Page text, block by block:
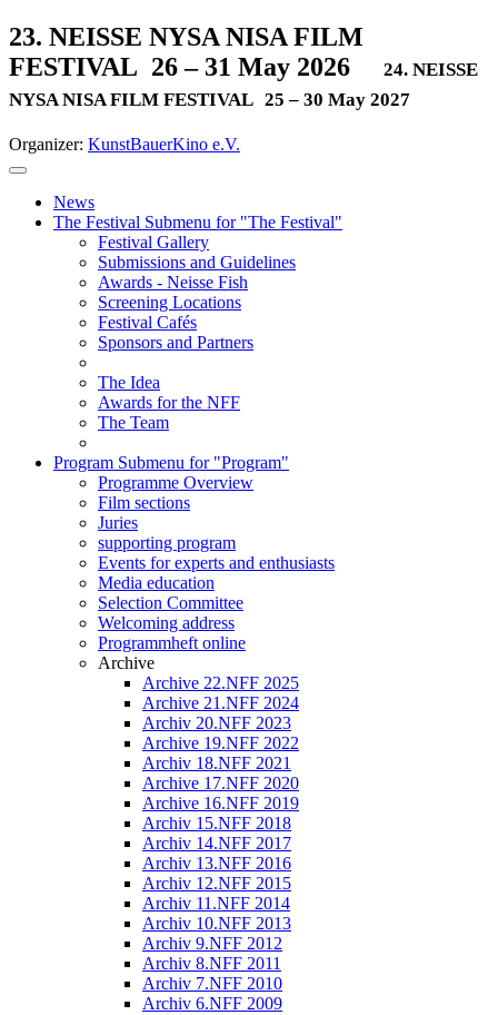
23. NEISSE NYSA NISA FILM
FESTIVAL 26 – 31 May 2026
24. NEISSE
NYSA NISA FILM FESTIVAL 25 – 30 May 2027
Organizer: KunstBauerKino e.V.
News
The Festival Submenu for "The Festival"
Festival Gallery
Submissions and Guidelines
Awards - Neisse Fish
Screening Locations
Festival Cafés
Sponsors and Partners
The Idea
Awards for the NFF
The Team
Program Submenu for "Program"
Programme Overview
Film sections
Juries
supporting program
Events for experts and enthusiasts
Media education
Selection Committee
Welcoming address
Programmheft online
Archive
Archive 22.NFF 2025
Archive 21.NFF 2024
Archiv 20.NFF 2023
Archive 19.NFF 2022
Archiv 18.NFF 2021
Archive 17.NFF 2020
Archive 16.NFF 2019
Archiv 15.NFF 2018
Archiv 14.NFF 2017
Archiv 13.NFF 2016
Archiv 12.NFF 2015
Archiv 11.NFF 2014
Archiv 10.NFF 2013
Archiv 9.NFF 2012
Archiv 8.NFF 2011
Archiv 7.NFF 2010
Archiv 6.NFF 2009